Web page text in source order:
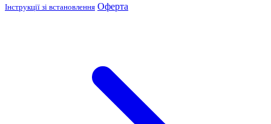
Інструкції зі встановлення Оферта